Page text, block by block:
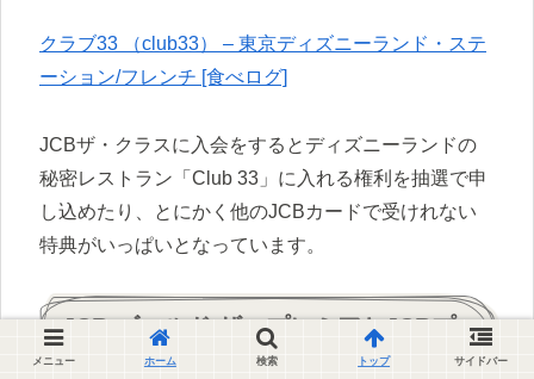
クラブ33 （club33） – 東京ディズニーランド・ステ
ーション/フレンチ [食べログ]
JCBザ・クラスに入会をするとディズニーランドの
秘密レストラン「Club 33」に入れる権利を抽選で申
し込めたり、とにかく他のJCBカードで受けれない
特典がいっぱいとなっています。
JCB ゴールド ザ・プレミアとJCBプ
ラチナの違い・比較
メニュー ホーム 検索 トップ サイドバー